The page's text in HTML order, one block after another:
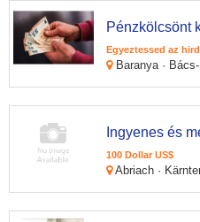
Pénzkölcsönt
Egyeztessed az
Baranya ·
Ingyenes és
100 Dollar US$
Abriach ·